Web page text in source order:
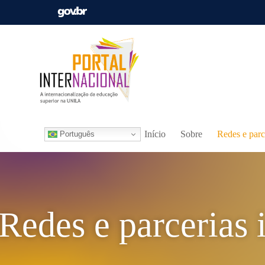
Português Início Sobre Redes e
e